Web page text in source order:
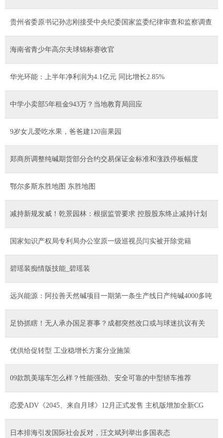
贵州省委原书记孙志刚接受中央纪委国家监委纪律审查和监察调查
海南省青少年高尔夫球锦标赛收官
华光环能：上半年净利润为4.1亿元 同比增长2.85%
中学小卖部5年租金943万？当地教育局回应
9岁女儿爱吃水果，爸爸建120亩果园
郑商所调整纯碱期货部分合约交易保证金标准和涨跌停板幅度
鄂尔多斯东胜地图 东胜地图
减持新规发威！乾景园林：根据监管要求 控股股东终止减持计划
国家知识产权局专利局办公室原一级巡视员闫实被开除党籍
碧瑶装痴情版技能_碧瑶装
远兴能源：阿拉善天然碱项目一期第一条生产线日产纯碱4000多吨
足协抓瞎！无人承办国足赛事？成都突然改口或与球迷抗议有关
优供给促转型 工业稳增长方案分业施策
09款凯美瑞车怎么样？性能强劲、安全可靠的中型轿车推荐
恋爱ADV《2045、来自月球》12月正式发售 主机版增加全新CG
日本排海引发国际社会反对，汪文斌列举出多国表态